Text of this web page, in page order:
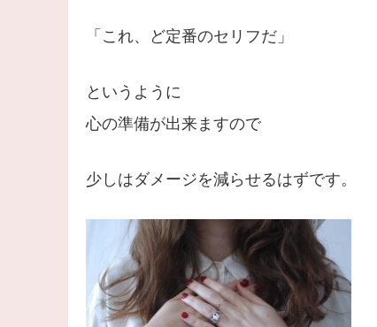
「これ、ど定番のセリフだ」
というように
心の準備が出来ますので
少しはダメージを減らせるはずです。